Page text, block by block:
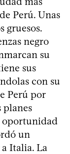
Perú. Unas
gruesos.
negro
su
sus
con su
Perú por
planes
oportunidad
un
Italia. La